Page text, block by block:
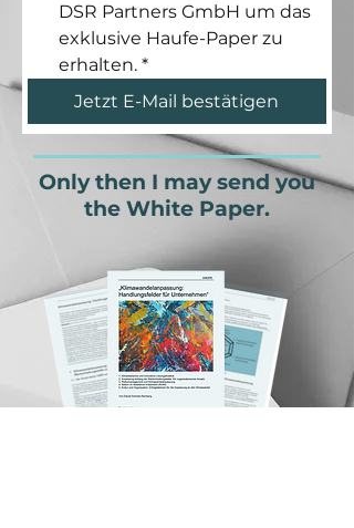
DSR Partners GmbH um das
exklusive Haufe-Paper zu
erhalten. *
Jetzt E-Mail bestätigen
Only then I may send you
the White Paper.